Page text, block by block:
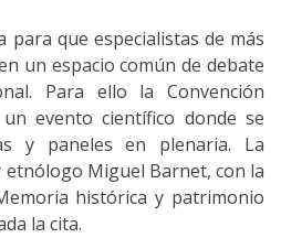
para que especialistas de más
un espacio común de debate
Para ello la Convención
evento científico donde se
y paneles en plenaria. La
Miguel Barnet, con la
histórica y patrimonio
la cita.